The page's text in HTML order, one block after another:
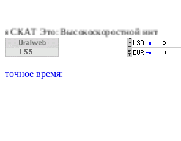
Это: Высокоскоростной интернет,